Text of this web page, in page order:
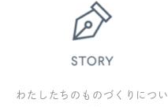
わたしたちのものづくりについ